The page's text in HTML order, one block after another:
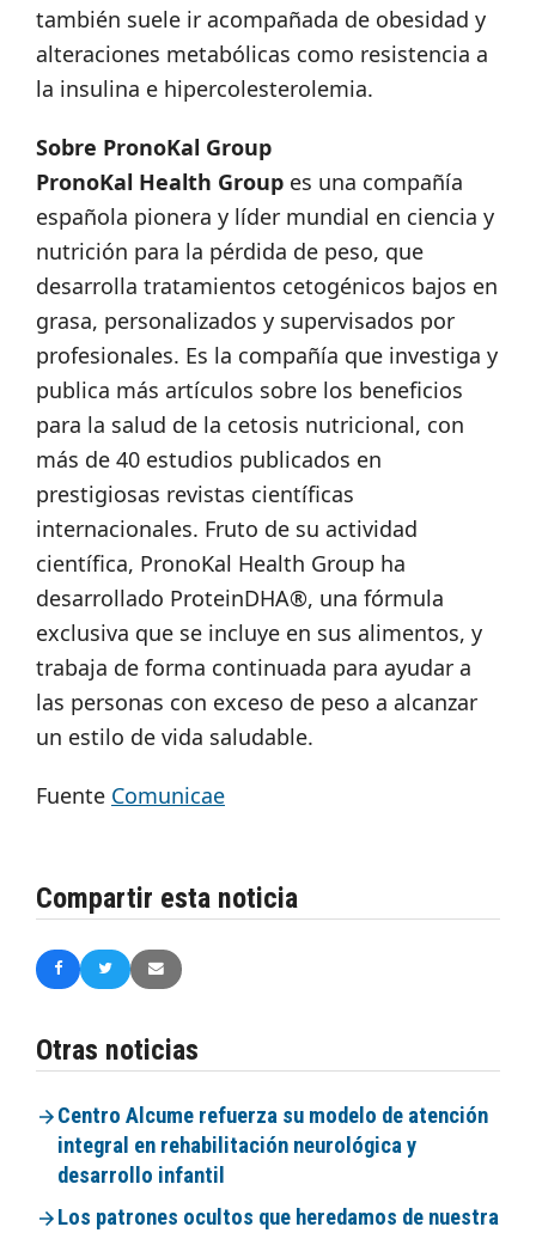
también suele ir acompañada de obesidad y
alteraciones metabólicas como resistencia a
la insulina e hipercolesterolemia.
Sobre PronoKal Group
PronoKal Health Group es una compañía
española pionera y líder mundial en ciencia y
nutrición para la pérdida de peso, que
desarrolla tratamientos cetogénicos bajos en
grasa, personalizados y supervisados por
profesionales. Es la compañía que investiga y
publica más artículos sobre los beneficios
para la salud de la cetosis nutricional, con
más de 40 estudios publicados en
prestigiosas revistas científicas
internacionales. Fruto de su actividad
científica, PronoKal Health Group ha
desarrollado ProteinDHA®, una fórmula
exclusiva que se incluye en sus alimentos, y
trabaja de forma continuada para ayudar a
las personas con exceso de peso a alcanzar
un estilo de vida saludable.
Fuente Comunicae
Compartir esta noticia
Otras noticias
Centro Alcume refuerza su modelo de atención
integral en rehabilitación neurológica y
desarrollo infantil
Los patrones ocultos que heredamos de nuestra